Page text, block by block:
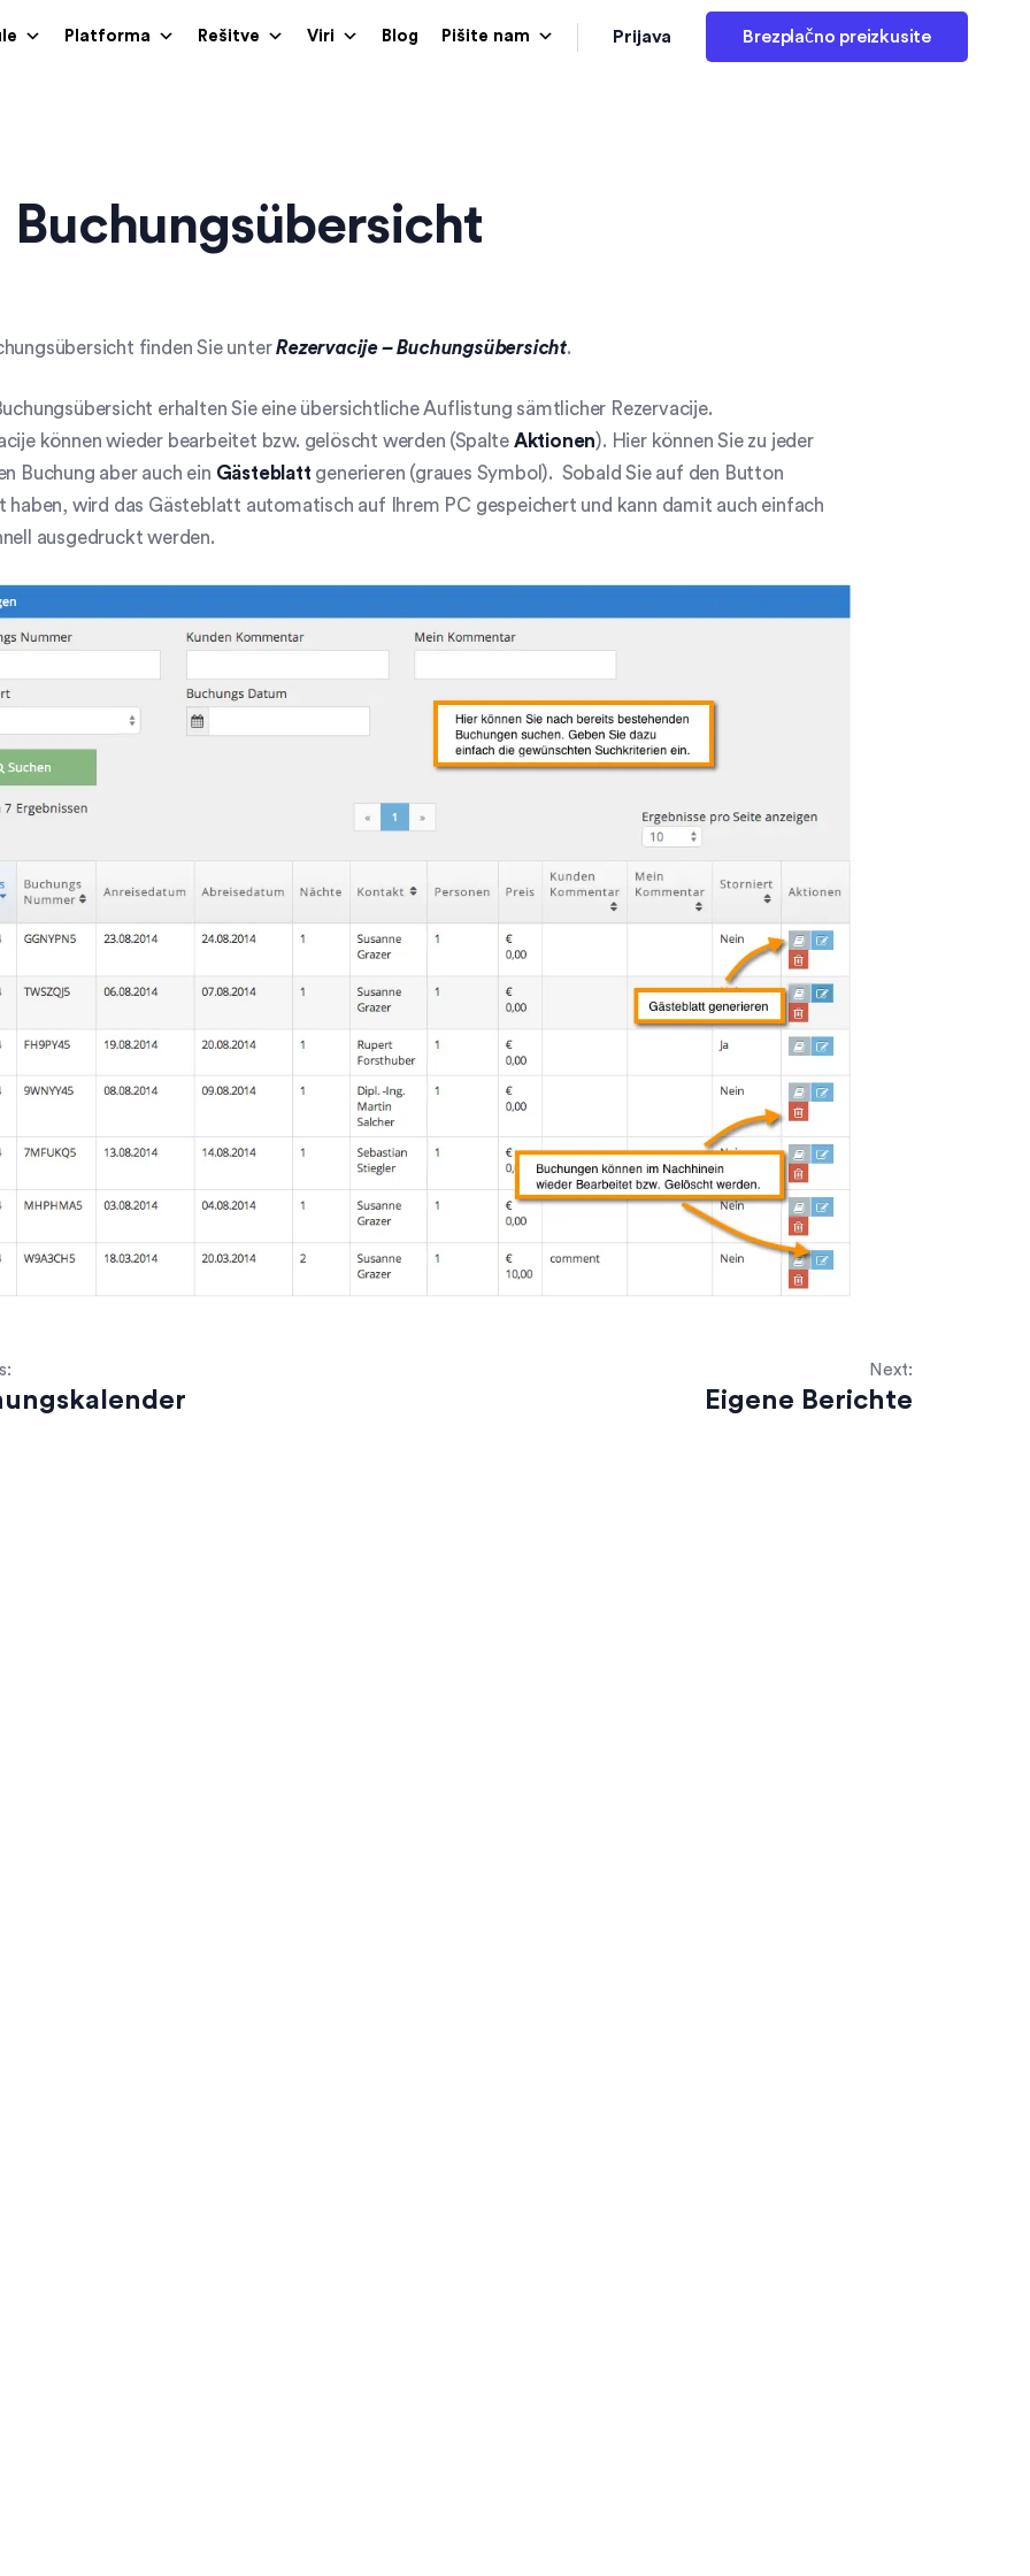
Platforma Rešitve Viri Blog Pišite nam Prijava Brezplačno preizkusite
Buchungsübersicht
finden Sie unterRezervacije – Buchungsübersicht.
erhalten Sie eine übersichtliche Auflistung sämtlicher Rezervacije.
können wieder bearbeitet bzw. gelöscht werden (Spalte Aktionen). Hier können Sie zu jeder
Buchung aber auch ein Gästeblatt generieren (graues Symbol). Sobald Sie auf den Button
haben, wird das Gästeblatt automatisch auf Ihrem PC gespeichert und kann damit auch einfach
ausgedruckt werden.
Next:
Eigene Berichte